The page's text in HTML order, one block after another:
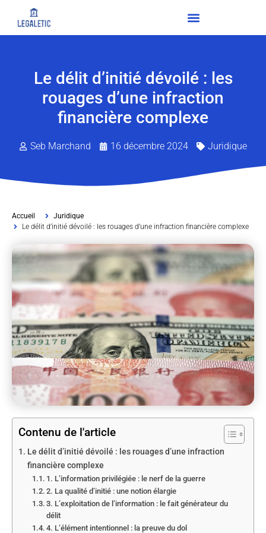
Le délit d’initié dévoilé : les
rouages d’une infraction
financière complexe
Seb Marchand 16 décembre 2024 Juridique
Accueil
Juridique
Le délit d’initié dévoilé : les rouages d’une infraction financière complexe
Contenu de l'article
Le délit d’initié dévoilé : les rouages d’une infraction
financière complexe
1. L’information privilégiée : le nerf de la guerre
2. La qualité d’initié : une notion élargie
3. L’exploitation de l’information : le fait générateur du
délit
4. L’élément intentionnel : la preuve du dol